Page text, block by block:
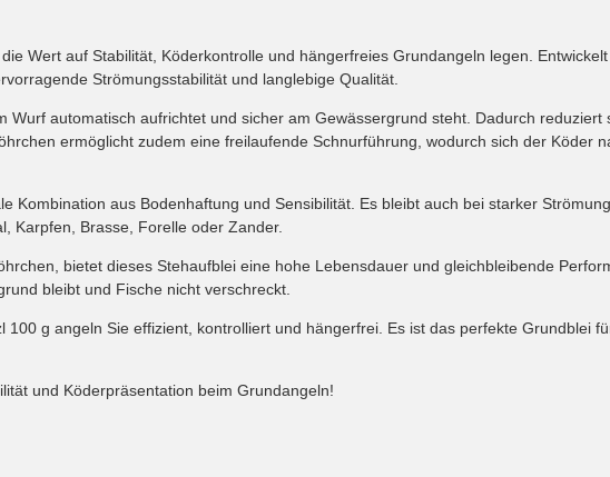
Wert auf Stabilität, Köderkontrolle und hängerfreies Grundangeln legen.
Strömungsstabilität und langlebige Qualität.
automatisch aufrichtet und sicher am Gewässergrund steht. Dadurch reduziert
ermöglicht zudem eine freilaufende Schnurführung, wodurch sich der Köder
Kombination aus Bodenhaftung und Sensibilität. Es bleibt auch bei starker
Karpfen, Brasse, Forelle oder Zander.
bietet dieses Stehaufblei eine hohe Lebensdauer und gleichbleibende
bleibt und Fische nicht verschreckt.
g angeln Sie effizient, kontrolliert und hängerfrei. Es ist das perfekte Grundblei
und Köderpräsentation beim Grundangeln!